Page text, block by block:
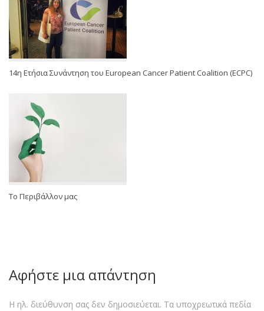
14η Ετήσια Συνάντηση του European Cancer Patient Coalition (ECPC)
Το Περιβάλλον μας
Αφήστε μια απάντηση
Η ηλ. διεύθυνση σας δεν δημοσιεύεται. Τα υποχρεωτικά πεδία